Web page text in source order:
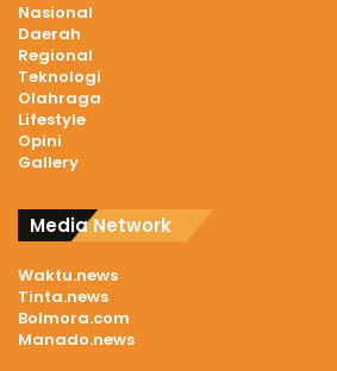
Nasional
Daerah
Regional
Teknologi
Olahraga
Lifestyle
Opini
Gallery
Media Network
Waktu.news
Tinta.news
Bolmora.com
Manado.news